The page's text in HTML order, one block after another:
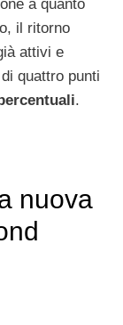
a quanto
il ritorno
attivi e
quattro punti
.
nuova